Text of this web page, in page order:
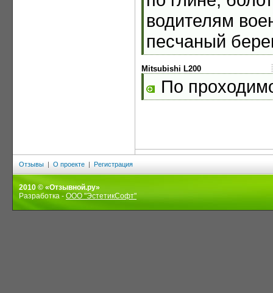
водителям
песчаный
Mitsubishi L200
По
Отзывы | О проекте | Регистрация
2010 © «Отзывной.ру»
Разработка - ООО "ЭстетикСофт"